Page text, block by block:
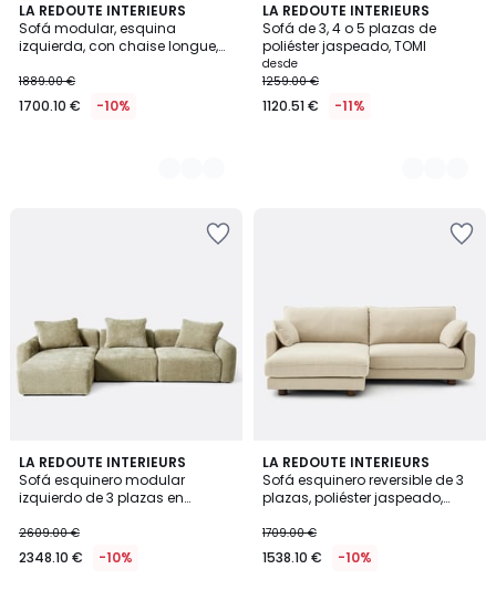
LA REDOUTE INTERIEURS
Sofá modular, esquina
izquierda, con chaise longue,
1889.00 €
1700.10 € -10%
3
Colores
LA REDOUTE INTERIEURS
Sofá de 3, 4 o 5 plazas de
poliéster jaspeado, TOMI
desde
1259.00 €
1120.51 € -11%
5
Colores
LA REDOUTE INTERIEURS
Sofá esquinero modular
izquierdo de 3 plazas en
2609.00 €
2348.10 € -10%
3
Colores
LA REDOUTE INTERIEURS
Sofá esquinero reversible de 3
plazas, poliéster jaspeado,
1709.00 €
1538.10 € -10%
5
Colores